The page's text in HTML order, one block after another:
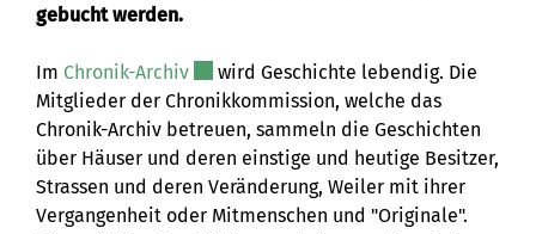
gebucht werden.
Im Chronik-ArchivExterner Link wird in einem neuen
wird Geschichte lebendig. Die
Mitglieder der Chronikkommission, welche das
Chronik-Archiv betreuen, sammeln die Geschichten
über Häuser und deren einstige und heutige Besitzer,
Strassen und deren Veränderung, Weiler mit ihrer
Vergangenheit oder Mitmenschen und "Originale".